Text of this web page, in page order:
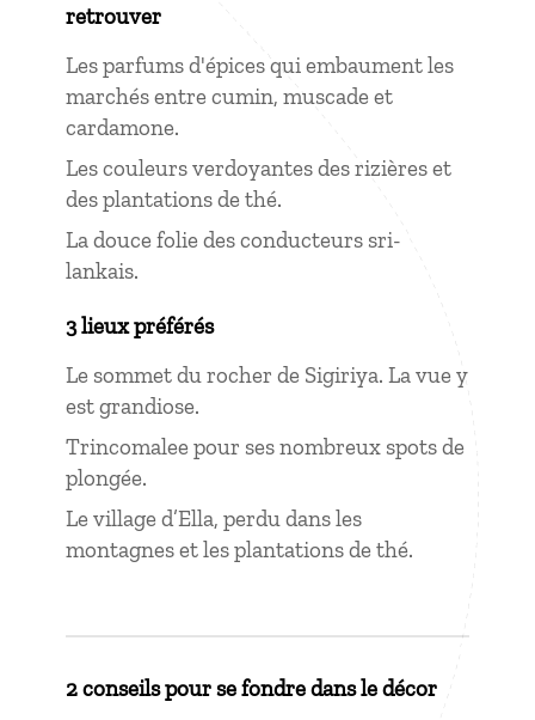
retrouver
Les parfums d'épices qui embaument les
marchés entre cumin, muscade et
cardamone.
Les couleurs verdoyantes des rizières et
des plantations de thé.
La douce folie des conducteurs sri-
lankais.
3 lieux préférés
Le sommet du rocher de Sigiriya. La vue y
est grandiose.
Trincomalee pour ses nombreux spots de
plongée.
Le village d’Ella, perdu dans les
montagnes et les plantations de thé.
2 conseils pour se fondre dans le décor